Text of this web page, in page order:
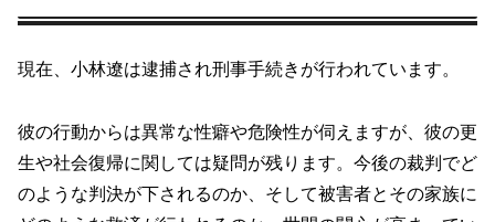
現在、小林遼は逮捕され刑事手続きが行われています。
彼の行動からは異常な性癖や危険性が伺えますが、彼の更
生や社会復帰に関しては疑問が残ります。今後の裁判でど
のような判決が下されるのか、そして被害者とその家族に